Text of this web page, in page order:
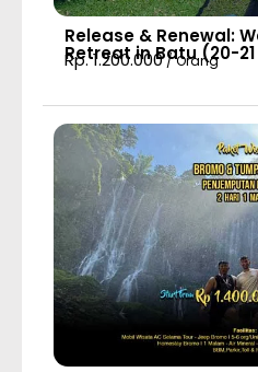
Release & Renewal:
Retreat in Batu (20-
Rp. 1.200.000/ Orang